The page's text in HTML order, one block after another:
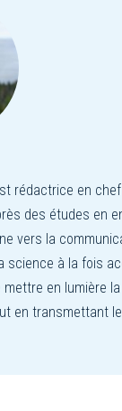
rédactrice en
des études en
vers la
science à la fois
en lumière
en transmettant le